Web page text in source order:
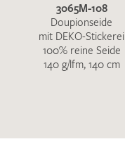
3065M-108
Doupionseide
mit DEKO-Stickerei
100% reine Seide
140 g/lfm, 140 cm